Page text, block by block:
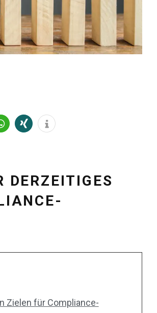
DERZEITIGES
Zielen für Compliance-